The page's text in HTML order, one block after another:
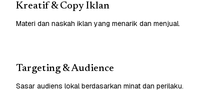
Kreatif & Copy Iklan
Materi dan naskah iklan yang menarik dan menjual.
Targeting & Audience
Sasar audiens lokal berdasarkan minat dan perilaku.